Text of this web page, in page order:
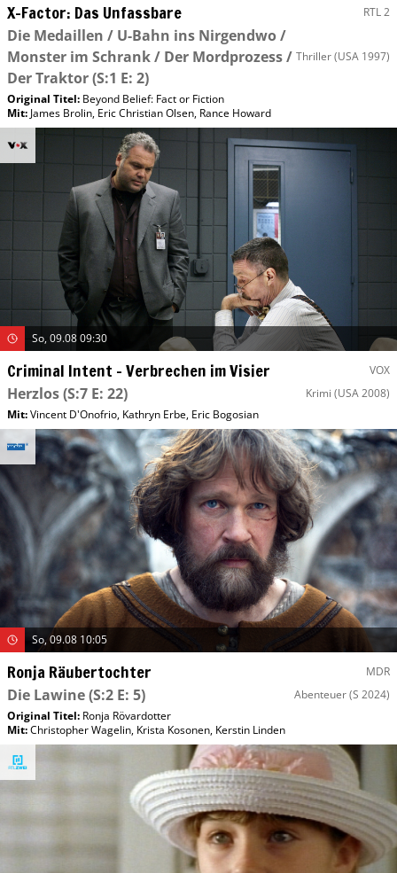
X-Factor: Das Unfassbare RTL 2
Die Medaillen / U-Bahn ins Nirgendwo /
Monster im Schrank / Der Mordprozess /
Der Traktor(S:1 E: 2)
Thriller(USA 1997)
Original Titel: Beyond Belief: Fact or Fiction
Mit: James Brolin, Eric Christian Olsen, Rance Howard
So, 09.08 09:30
Criminal Intent – Verbrechen im Visier VOX
Herzlos(S:7 E: 22) Krimi (USA 2008)
Mit:Vincent D'Onofrio, Kathryn Erbe, Eric Bogosian
So, 09.08 10:05
Ronja Räubertochter MDR
Die Lawine(S:2 E: 5) Abenteuer(S 2024)
Original Titel: Ronja Rövardotter
Mit:Christopher Wagelin, Krista Kosonen, Kerstin Linden